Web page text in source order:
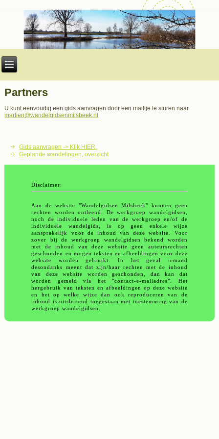
Partners
U kunt eenvoudig een gids aanvragen door een mailtje te sturen naar
martien@wandelgidsenmilsbeek.nl
Gids aanvragen -> Klik HIER.
Geplande wandelingen, overzicht
Disclaimer:
Aan de website "Wandelgidsen Milsbeek" kunnen geen
rechten worden ontleend. De werkgroep wandelgidsen,
noch de individuele leden van de werkgroep en/of de
individuele wandelgids, is op geen enkele wijze
aansprakelijk voor de inhoud van deze website. Voor
zover bij de werkgroep wandelgidsen bekend worden
met de inhoud van deze website geen auteursrechten
geschonden en mogen teksten en afbeeldingen voor deze
website worden gebruikt. In het geval iemand
desondanks meent dat zijn/haar rechten met de inhoud
van deze website worden geschonden, dan kan dat
worden gemeld via het "contact-e-mailadres". Het
hergebruik van teksten en afbeeldingen op deze website
en het op welke wijze dan ook reproduceren van de
inhoud is uitsluitend toegestaan met toestemming van de
werkgroep wandelgidsen.